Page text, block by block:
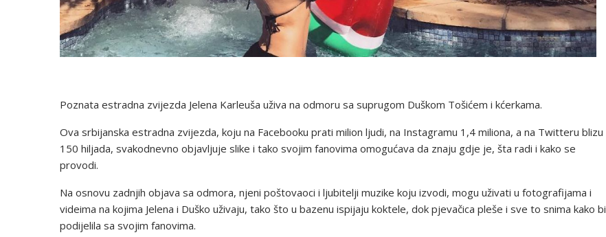
Poznata estradna zvijezda Jelena Karleuša uživa na odmoru sa suprugom Duškom Tošićem i kćerkama.
Ova srbijanska estradna zvijezda, koju na Facebooku prati milion ljudi, na Instagramu 1,4 miliona, a na Twitteru blizu
150 hiljada, svakodnevno objavljuje slike i tako svojim fanovima omogućava da znaju gdje je, šta radi i kako se
provodi.
Na osnovu zadnjih objava sa odmora, njeni poštovaoci i ljubitelji muzike koju izvodi, mogu uživati u fotografijama i
videima na kojima Jelena i Duško uživaju, tako što u bazenu ispijaju koktele, dok pjevačica pleše i sve to snima kako bi
podijelila sa svojim fanovima.